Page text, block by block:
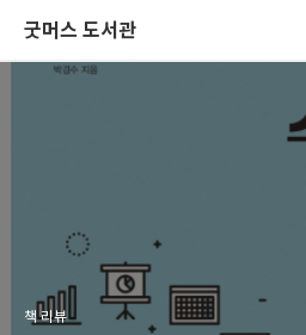
굿머스 도서관
책 리뷰